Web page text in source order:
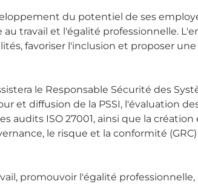
du potentiel de ses
travail et l'égalité professionnelle.
favoriser l'inclusion et proposer
le Responsable Sécurité des
et diffusion de la PSSI, l'évaluation
audits ISO 27001, ainsi que la
le risque et la conformité
promouvoir l'égalité